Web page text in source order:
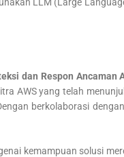
dan Respon Ancaman
AWS yang telah
berkolaborasi
kemampuan solusi